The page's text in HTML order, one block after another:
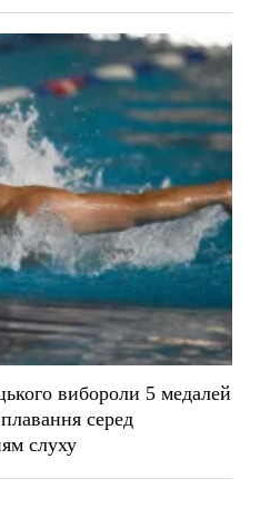
вибороли 5 медалей
серед
слуху